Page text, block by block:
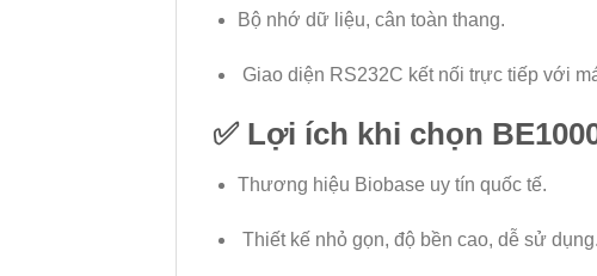
Bộ nhớ dữ liệu, cân toàn thang.
Giao diện RS232C kết nối trực tiếp với
✅Lợi ích khi chọn
Thương hiệu Biobase uy tín quốc tế.
Thiết kế nhỏ gọn, độ bền cao, dễ sử dụng.